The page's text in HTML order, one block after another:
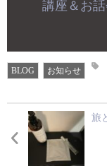
講座＆お
BLOG お知らせ
旅